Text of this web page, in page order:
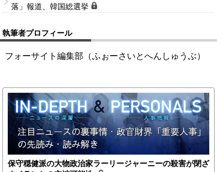
落」報道、韓国総選挙
執筆者プロフィール
フォーサイト編集部（ふぉーさいとへんしゅうぶ）
保守穏健派の大物政治家ラーリージャーニーの殺害が閉ざ